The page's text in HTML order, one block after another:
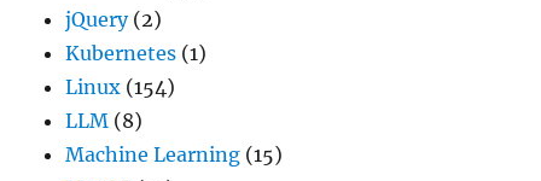
jQuery(2)
Kubernetes (1)
Linux (154)
LLM (8)
Machine Learning (15)